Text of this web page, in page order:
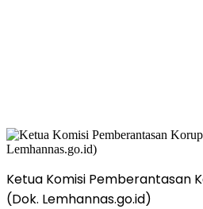
Ketua Komisi Pemberantasan
(Dok. Lemhannas.go.id)